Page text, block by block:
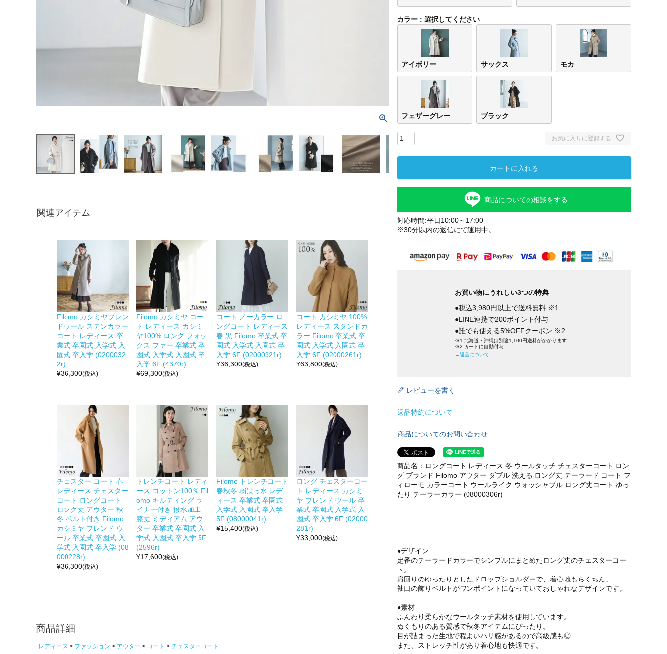
関連アイテム
Filomo カシミヤブレン
ドウール ステンカラー
コート レディース 卒
業式 卒園式 入学式 入
園式 卒入学 (0200032
2r)
¥36,300(税込)
Filomo カシミヤ コー
ト レディース カシミ
ヤ100% ロング フォッ
クス ファー 卒業式 卒
園式 入学式 入園式 卒
入学 6F (4370r)
¥69,300(税込)
コート ノーカラー ロ
ングコート レディース
春 黒 Filomo 卒業式 卒
園式 入学式 入園式 卒
入学 6F (02000321r)
¥36,300(税込)
コート カシミヤ 100%
レディース スタンドカ
ラー Filomo 卒業式 卒
園式 入学式 入園式 卒
入学 6F (02000261r)
¥63,800(税込)
チェスター コート 春
レディース チェスター
コート ロングコート
ロング丈 アウター 秋
冬 ベルト付き Filomo
カシミヤ ブレンド ウ
ール 卒業式 卒園式 入
学式 入園式 卒入学 (08
000228r)
¥36,300(税込)
トレンチコート レディ
ース コットン100％ Fil
omo キルティング ラ
イナー付き 撥水加工
膝丈 ミディアム アウ
ター 卒業式 卒園式 入
学式 入園式 卒入学 5F
(2596r)
¥17,600(税込)
Filomo トレンチコート
春秋冬 弱はっ水 レデ
ィース 卒業式 卒園式
入学式 入園式 卒入学
5F (08000041r)
¥15,400(税込)
ロング チェスターコー
ト レディース カシミ
ヤ ブレンド ウール 卒
業式 卒園式 入学式 入
園式 卒入学 6F (02000
281r)
¥33,000(税込)
商品詳細
レディース ファッション アウター コート
チェスターコート
カラー 選択してください
アイボリー サックス モカ
フェザーグレー ブラック
お気に入りに登録する
カートに入れる
商品についての相談をする
対応時間:平日10:00～17:00
※30分以内の返信にて運用中。
お買い物にうれしい3つの特典
●税込3,980円以上で送料無料 ※1
●LINE連携で200ポイント付与
●誰でも使える5%OFFクーポン ※2
※1.北海道・沖縄は別途1,100円送料がかかります
※2.カートに自動付与
→返品について
レビューを書く
返品特約について
商品についてのお問い合わせ
商品名：ロングコート レディース 冬 ウールタッチ チェスターコート ロン
グ ブランド Filomo アウター ダブル 洗える ロング丈 テーラード コート フ
ィローモ カラーコート ウールライク ウォッシャブル ロング丈コート ゆっ
たり テーラーカラー (08000306r)
●デザイン
定番のテーラードカラーでシンプルにまとめたロング丈のチェスターコー
ト。
肩回りのゆったりとしたドロップショルダーで、着心地もらくちん。
袖口の飾りベルトがワンポイントになっていておしゃれなデザインです。
●素材
ふんわり柔らかなウールタッチ素材を使用しています。
ぬくもりのある質感で秋冬アイテムにぴったり。
目が詰まった生地で程よいハリ感があるので高級感も◎
また、ストレッチ性があり着心地も快適です。